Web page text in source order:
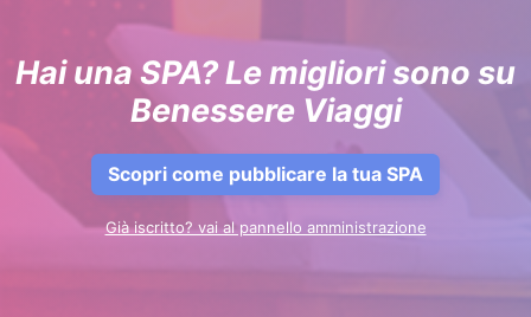
Hai una SPA? Le migliori sono su
Benessere Viaggi
Scopri come pubblicare la tua SPA
Già iscritto? vai al pannello amministrazione